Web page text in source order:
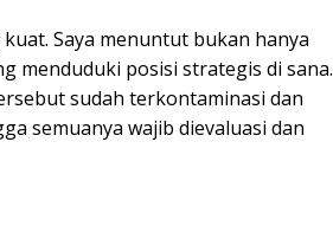
Saya menuntut bukan hanya
menduduki posisi strategis di sana.
sudah terkontaminasi dan
semuanya wajib dievaluasi dan